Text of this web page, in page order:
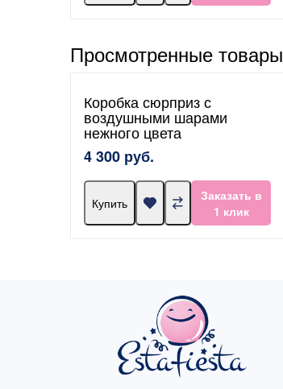
Просмотренные товары
Коробка сюрприз с
воздушными шарами
нежного цвета
4 300 руб.
Купить
Заказать в
1 клик